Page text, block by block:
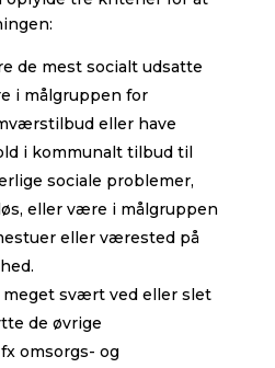
de mest socialt udsatte
i målgruppen for
eller have
i kommunalt tilbud til
sociale problemer,
eller være i målgruppen
eller værested på
meget svært ved eller slet
de øvrige
omsorgs- og